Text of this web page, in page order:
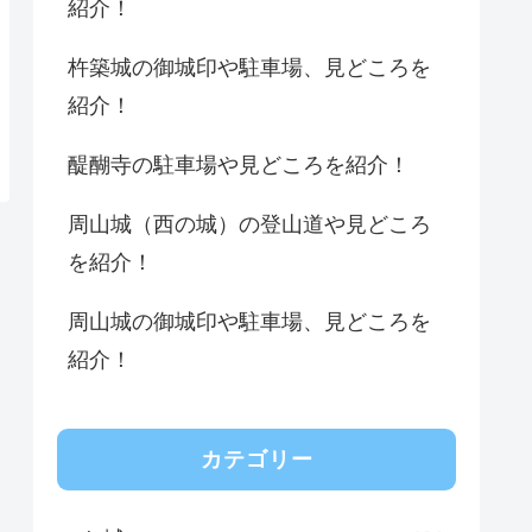
紹介！
杵築城の御城印や駐車場、見どころを
紹介！
醍醐寺の駐車場や見どころを紹介！
周山城（西の城）の登山道や見どころ
を紹介！
周山城の御城印や駐車場、見どころを
紹介！
カテゴリー